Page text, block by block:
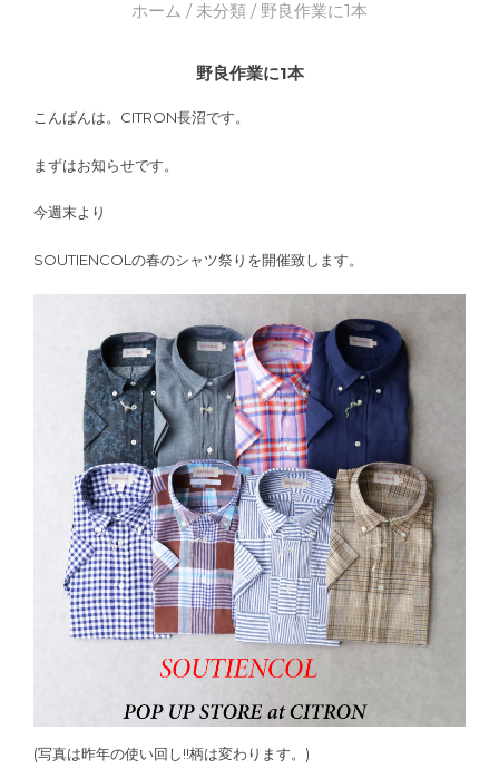
ホーム / 未分類 / 野良作業に1本
野良作業に1本
こんばんは。CITRON長沼です。
まずはお知らせです。
今週末より
SOUTIENCOLの春のシャツ祭りを開催致します。
(写真は昨年の使い回し!!柄は変わります。)